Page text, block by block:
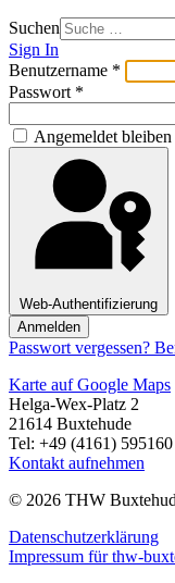
Suchen
Sign In
Benutzername *
Passwort *
Angemeldet bleiben
Web-Authentifizierung
Anmelden
Passwort vergessen?
Karte auf Google Maps
Helga-Wex-Platz 2
21614 Buxtehude
Tel: +49 (4161) 595160
Kontakt aufnehmen
© 2026 THW
Datenschutzerklärung
Impressum für thw-